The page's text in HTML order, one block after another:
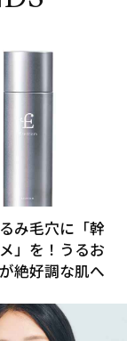
み毛穴に「幹
」を！うるお
絶好調な肌へ